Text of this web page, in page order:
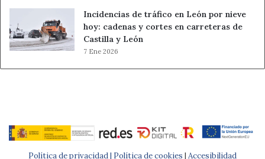
Incidencias de tráfico en León por nieve
hoy: cadenas y cortes en carreteras de
Castilla y León
7 Ene 2026
Política de privacidad | Política de cookies | Accesibilidad